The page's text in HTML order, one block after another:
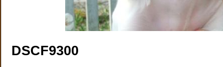
DSCF9300